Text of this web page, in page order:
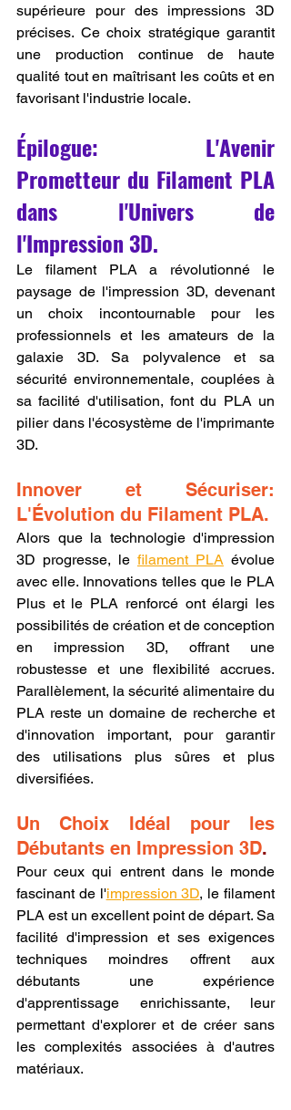
supérieure pour des impressions 3D
précises. Ce choix stratégique garantit
une production continue de haute
qualité tout en maîtrisant les coûts et en
favorisant l'industrie locale.
Épilogue: L'Avenir
Prometteur du Filament PLA
dans l'Univers de
l'Impression 3D.
Le filament PLA a révolutionné le
paysage de l'impression 3D, devenant
un choix incontournable pour les
professionnels et les amateurs de la
galaxie 3D. Sa polyvalence et sa
sécurité environnementale, couplées à
sa facilité d'utilisation, font du PLA un
pilier dans l'écosystème de l'imprimante
3D.
Innover et Sécuriser:
L'Évolution du Filament PLA.
Alors que la technologie d'impression
3D progresse, le filament PLA évolue
avec elle. Innovations telles que le PLA
Plus et le PLA renforcé ont élargi les
possibilités de création et de conception
en impression 3D, offrant une
robustesse et une flexibilité accrues.
Parallèlement, la sécurité alimentaire du
PLA reste un domaine de recherche et
d'innovation important, pour garantir
des utilisations plus sûres et plus
diversifiées.
Un Choix Idéal pour les
Débutants en Impression 3D.
Pour ceux qui entrent dans le monde
fascinant de l'impression 3D, le filament
PLA est un excellent point de départ. Sa
facilité d'impression et ses exigences
techniques moindres offrent aux
débutants une expérience
d'apprentissage enrichissante, leur
permettant d'explorer et de créer sans
les complexités associées à d'autres
matériaux.